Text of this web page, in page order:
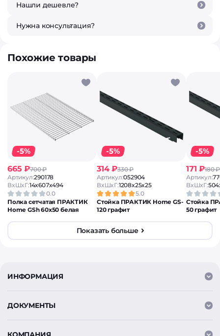
Нашли дешевле?
Нужна консультация?
Похожие товары
-5%
665 ₽700 ₽
Артикул:290178
ВxШxГ:14x607x494
0.0
Полка сетчатая ПРАКТИК
Home GSh 60х50 белая
-5%
314 ₽330 ₽
Артикул:052904
ВxШxГ:1208x25x25
5.0
Стойка ПРАКТИК Home GS-
120 графит
-5%
171 ₽180 ₽
Артикул:
ВxШxГ:
Стойка
50 графит
Показать больше
ИНФОРМАЦИЯ
ДОКУМЕНТЫ